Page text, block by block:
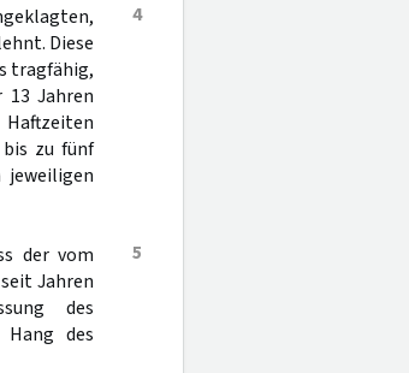
4
Diese
tragfähig,
Jahren
zu fünf
5
der vom
Jahren
des
des